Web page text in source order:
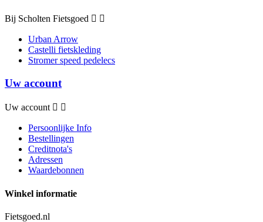
Bij Scholten Fietsgoed  
Urban Arrow
Castelli fietskleding
Stromer speed pedelecs
Uw account
Uw account  
Persoonlijke Info
Bestellingen
Creditnota's
Adressen
Waardebonnen
Winkel informatie
Fietsgoed.nl